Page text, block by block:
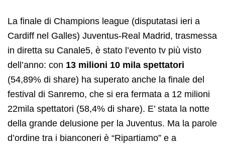
La finale di Champions league (disputatasi ieri a
Cardiff nel Galles) Juventus-Real Madrid, trasmessa
in diretta su Canale5, è stato l’evento tv più visto
dell’anno: con 13 milioni 10 mila spettatori
(54,89% di share) ha superato anche la finale del
festival di Sanremo, che si era fermata a 12 milioni
22mila spettatori (58,4% di share). E’ stata la notte
della grande delusione per la Juventus. Ma la parole
d’ordine tra i bianconeri è “Ripartiamo” e a